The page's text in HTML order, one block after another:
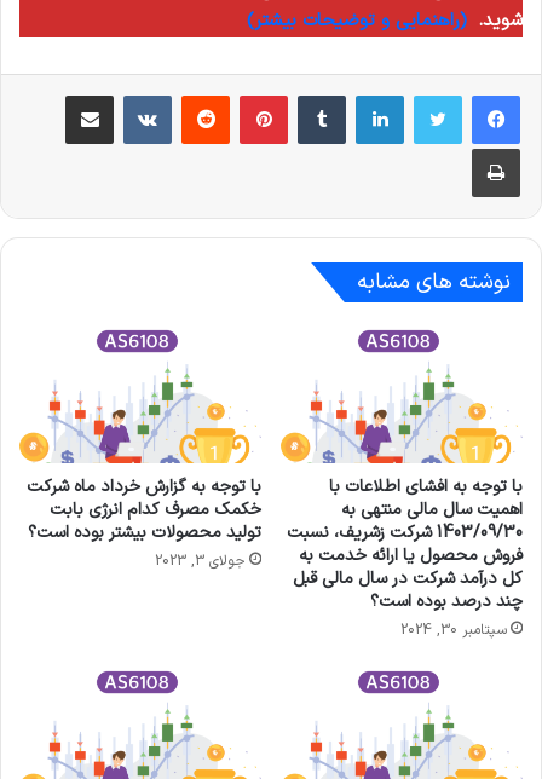
شوید. (راهنمایی و توضیحات بیشتر)
لینکدین ‫تامبلر ‫پین‌ترست‫رددیت ‫VKontakteاشتراک گذاری از طریق ایمیل
چاپ
نوشته های مشابه
با توجه به افشای اطلاعات با
اهمیت سال مالی منتهی به
1403/09/30 شرکت زشريف، نسبت
فروش محصول یا ارائه خدمت به
كل درآمد شركت در سال مالی قبل
چند درصد بوده است؟
سپتامبر 30, 2024
با توجه به گزارش خرداد ماه شرکت
خکمک مصرف کدام انرژی بابت
تولید محصولات بیشتر بوده است؟
جولای 3, 2023